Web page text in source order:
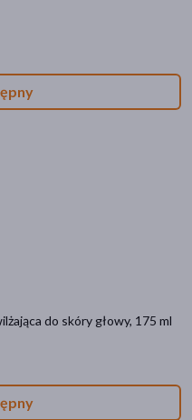
do skóry głowy, 175 ml